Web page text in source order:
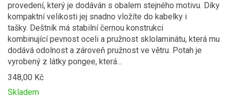
provedení, který je dodáván s obalem stejného motivu. Díky
kompaktní velikosti jej snadno vložíte do kabelky i
tašky. Deštník má stabilní černou konstrukci
kombinující pevnost oceli a pružnost sklolaminátu, která mu
dodává odolnost a zároveň pružnost ve větru. Potah je
vyrobený z látky pongee, která...
348,00 Kč
Skladem